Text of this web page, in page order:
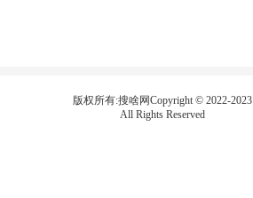
版权所有:搜啥网Copyright © 2022-2023
All Rights Reserved